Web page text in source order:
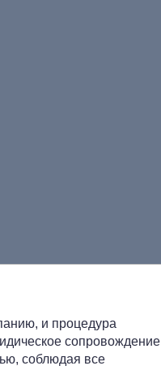
и процедура
сопровождение
соблюдая все